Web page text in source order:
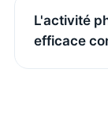
L'activité
efficace